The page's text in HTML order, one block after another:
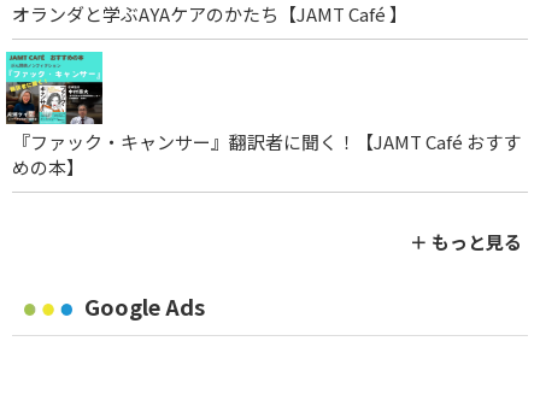
オランダと学ぶAYAケアのかたち【JAMT Café 】
『ファック・キャンサー』翻訳者に聞く！【JAMT Café おすす
めの本】
＋ もっと見る
Google Ads